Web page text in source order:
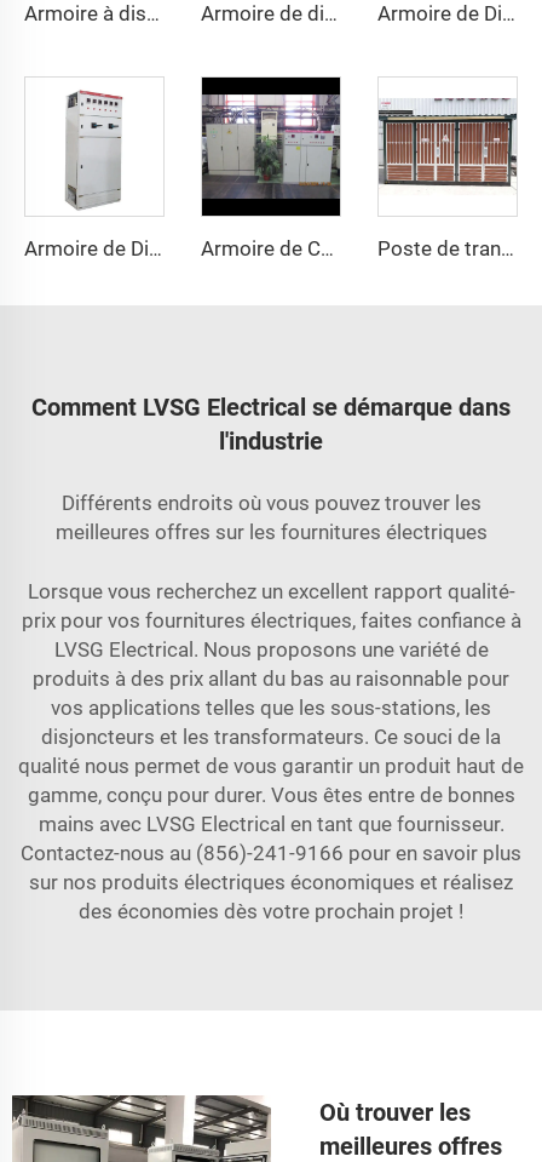
Armoire à disjoncteurs basse tension GCK à tiroirs Armoire de distribution GCS à tiroirs Armoire de Distribution Électrique Basse Tension GGD 630A-4000A, Triphasé, Conception Modulaire
Armoire de Distribution Électrique GGD 400A-3200A, Protection IP30, pour Usage Commerciale et Industriel Armoire de Compensation Intelligente Poste de transformation haute tension
Comment LVSG Electrical se démarque dans
l'industrie
Différents endroits où vous pouvez trouver les
meilleures offres sur les fournitures électriques
Lorsque vous recherchez un excellent rapport qualité-
prix pour vos fournitures électriques, faites confiance à
LVSG Electrical. Nous proposons une variété de
produits à des prix allant du bas au raisonnable pour
vos applications telles que les sous-stations, les
disjoncteurs et les transformateurs. Ce souci de la
qualité nous permet de vous garantir un produit haut de
gamme, conçu pour durer. Vous êtes entre de bonnes
mains avec LVSG Electrical en tant que fournisseur.
Contactez-nous au (856)-241-9166 pour en savoir plus
sur nos produits électriques économiques et réalisez
des économies dès votre prochain projet !
Où trouver les
meilleures offres